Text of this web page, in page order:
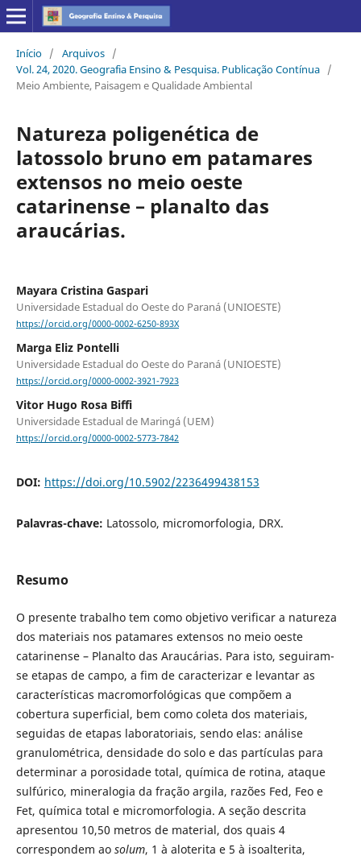
Início / Arquivos /
Vol. 24, 2020. Geografia Ensino & Pesquisa. Publicação Contínua /
Meio Ambiente, Paisagem e Qualidade Ambiental
Natureza poligenética de
latossolo bruno em patamares
extensos no meio oeste
catarinense – planalto das
araucárias.
Mayara Cristina Gaspari
Universidade Estadual do Oeste do Paraná (UNIOESTE)
https://orcid.org/0000-0002-6250-893X
Marga Eliz Pontelli
Universidade Estadual do Oeste do Paraná (UNIOESTE)
https://orcid.org/0000-0002-3921-7923
Vitor Hugo Rosa Biffi
Universidade Estadual de Maringá (UEM)
https://orcid.org/0000-0002-5773-7842
DOI: https://doi.org/10.5902/2236499438153
Palavras-chave: Latossolo, micromorfologia, DRX.
Resumo
O presente trabalho tem como objetivo verificar a natureza
dos materiais nos patamares extensos no meio oeste
catarinense – Planalto das Araucárias. Para isto, seguiram-
se etapas de campo, a fim de caracterizar e levantar as
características macromorfológicas que compõem a
cobertura superficial, bem como coleta dos materiais,
seguidas de etapas laboratoriais, sendo elas: análise
granulométrica, densidade do solo e das partículas para
determinar a porosidade total, química de rotina, ataque
sulfúrico, mineralogia da fração argila, razões Fed, Feo e
Fet, química total e micromorfologia. A seção descrita
apresentou 10,50 metros de material, dos quais 4
correspondem aosolum, 1 à aloterita e 5 à isoalterita,